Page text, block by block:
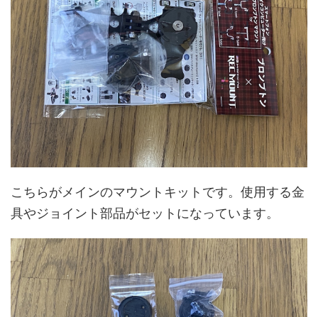
こちらがメインのマウントキットです。使用する金
具やジョイント部品がセットになっています。